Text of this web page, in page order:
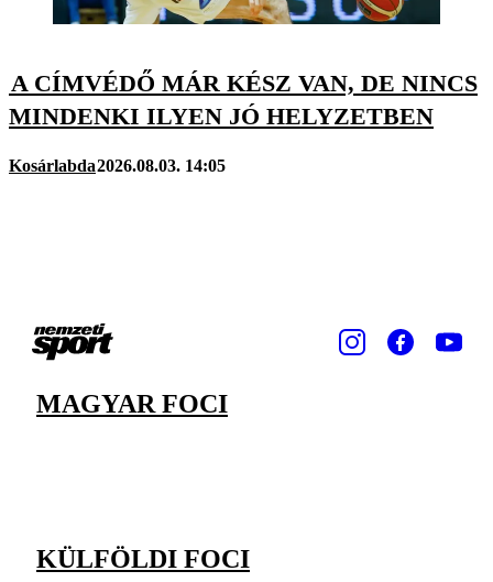
A CÍMVÉDŐ MÁR KÉSZ VAN, DE NINCS
MINDENKI ILYEN JÓ HELYZETBEN
Kosárlabda2026.08.03. 14:05
MAGYAR FOCI
KÜLFÖLDI FOCI